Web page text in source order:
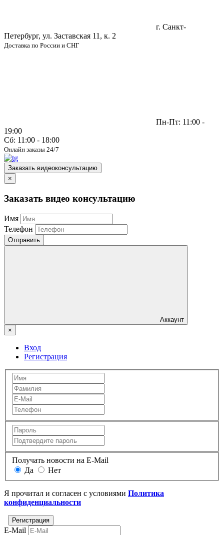
г. Санкт-
Петербург, ул. Заставская 11, к. 2
Доставка по России и СНГ
Пн-Пт: 11:00 -
19:00
Сб: 11:00 - 18:00
Онлайн заказы 24/7
Заказать видеоконсультацию
×
Заказать видео консультацию
Имя
Телефон
Отправить
Аккаунт
×
Вход
Регистрация
Получать новости на E-Mail
Да
Нет
Я прочитал и согласен с условиями Политика
конфиденциальности
E-Mail